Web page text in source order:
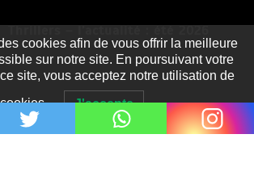
Thrillers – l’actualité : été 2026
0
cookies afin de vous offrir la meilleure
sur notre site. En poursuivant votre
site, vous acceptez notre utilisation de
cookies. J'accepte